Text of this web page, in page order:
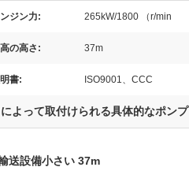
ジン力: 265kW/1800 （r/min
の高さ: 37m
書: ISO9001、CCC
によって取付けられる具体的なポンプ
送設備小さい 37m